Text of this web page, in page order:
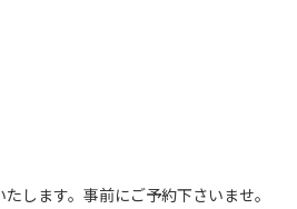
します。事前にご予約下さいませ。